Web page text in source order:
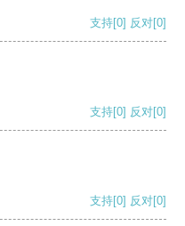
支持[0] 反对[0]
支持[0] 反对[0]
支持[0] 反对[0]